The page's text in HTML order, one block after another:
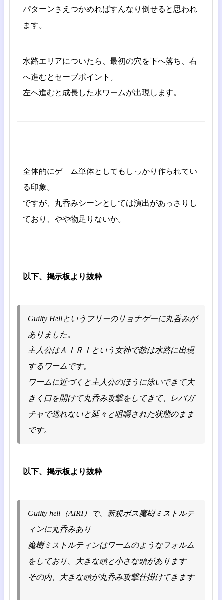
パターンさえつかめればすんなり倒せると思われ
ます。
水路エリアについたら、最初の穴を下へ落ち、右
へ進むとセーブポイント。
左へ進むと成長した水ワームが出現します。
全体的にゲーム単体としてもしっかり作られてい
る印象。
ですが、丸呑みシーンとしては演出があっさりし
ており、やや物足りないか。
以下、掲示板より抜粋
Guilty Hellというフリーのリョナゲーに丸呑みが
ありました。
主人公はＡＩＲＩという女神で敵は水路に出現
するワームです。
ワームに近づくと主人公のほうに泳いできて大
きく口を開けて丸呑み攻撃をしてきて、レバガ
チャで逃れないと延々と咀嚼された状態のまま
です。
以下、掲示板より抜粋
Guilty hell（AIRI）で、新規ボス魔樹ミストルテ
ィンに丸呑みあり
魔樹ミストルティンはワームのようなフォルム
をしており、大きな頭と小さな頭があります
その内、大きな頭が丸呑み攻撃仕掛けてきます